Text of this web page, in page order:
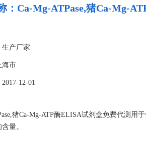
： Ca-Mg-ATPase,猪Ca-Mg-
生产厂家
海市
12-01
猪Ca-Mg-ATP酶ELISA试剂盒免费代测
量。